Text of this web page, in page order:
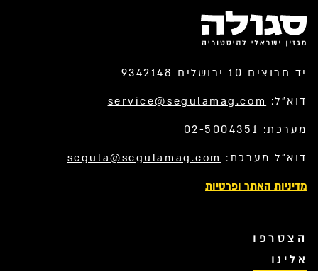
יד חרוצים 10 ירושלים 9342148
דוא”ל: service@segulamag.com
מערכת: 02-5004351
דוא”ל מערכת: segula@segulamag.com
מדיניות האתר ופרטיות
הצטרפו
אלינו